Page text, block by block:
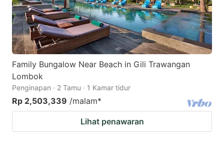
Family Bungalow Near Beach in Gili Trawangan
Lombok
Penginapan · 2 Tamu · 1 Kamar tidur
Rp 2,503,339 /malam*
Lihat penawaran